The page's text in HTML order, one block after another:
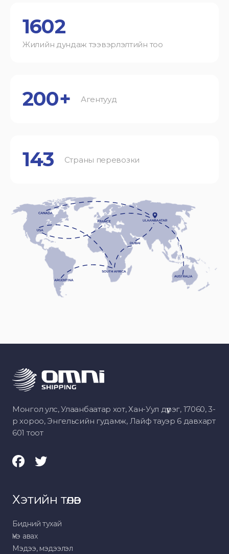
1602
Жилийн дундаж тээвэрлэлтийн тоо
200+ Агентууд
143 Страны перевозки
Монгол улс, Улаанбаатар хот, Хан-Уул дүүрэг, 17060, 3-
р хороо, Энгельсийн гудамж, Лайф тауэр 6 давхарт
601 тоот
Хэтийн төлөв
Бидний тухай
Үнэ авах
Мэдээ, мэдээлэл